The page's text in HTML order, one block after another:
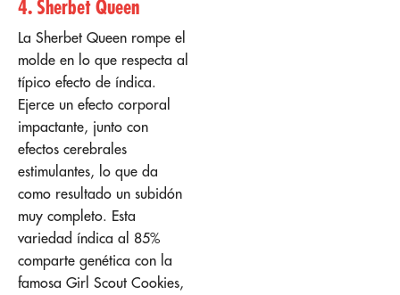
4. Sherbet Queen
La Sherbet Queen rompe el
molde en lo que respecta al
típico efecto de índica.
Ejerce un efecto corporal
impactante, junto con
efectos cerebrales
estimulantes, lo que da
como resultado un subidón
muy completo. Esta
variedad índica al 85%
comparte genética con la
famosa Girl Scout Cookies,